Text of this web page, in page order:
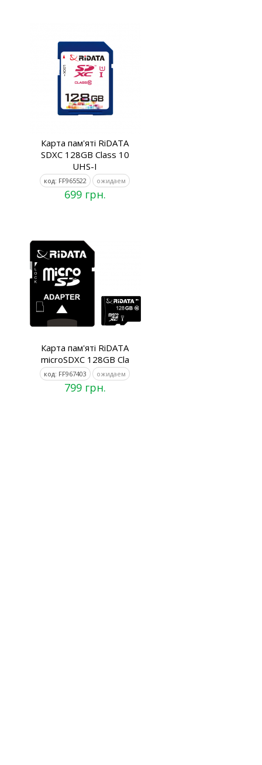
Карта пам'яті RiDATA
SDXC 128GB Class 10
UHS-I
код: FF965522 ожидаем
699 грн.
Карта пам'яті RiDATA
microSDXC 128GB Cla
код: FF967403 ожидаем
799 грн.